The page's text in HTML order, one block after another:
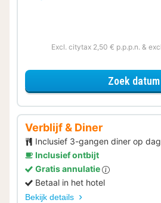
Excl. citytax 2,50 € p.p.p.n. &
Zoek datum
Verblijf & Diner
Inclusief 3-gangen diner op
Inclusief ontbijt
Gratis annulatie
Betaal in het hotel
Bekijk details